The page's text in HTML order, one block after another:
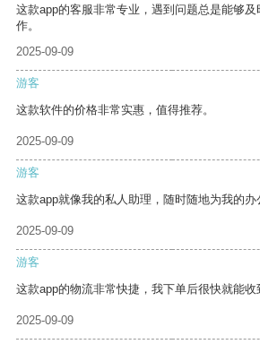
这款app的客服非常专业，遇到问题总是能够
作。
2025-09-09
游客
这款软件的价格非常实惠，值得推荐。
2025-09-09
游客
这款app就像我的私人助理，随时随地为我的办
2025-09-09
游客
这款app的物流非常快捷，我下单后很快就能收
2025-09-09